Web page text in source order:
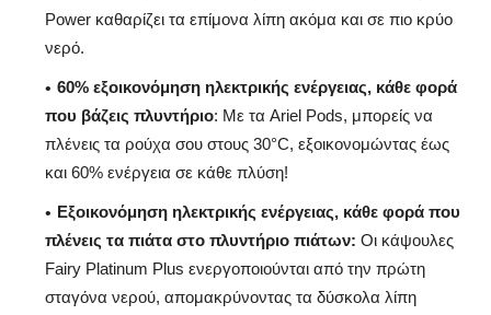
Power καθαρίζει τα επίμονα λίπη ακόμα και σε πιο κρύο
νερό.
60% εξοικονόμηση ηλεκτρικής ενέργειας, κάθε φορά
που βάζεις πλυντήριο: Με τα Ariel Pods, μπορείς να
πλένεις τα ρούχα σου στους 30°C, εξοικονομώντας έως
και 60% ενέργεια σε κάθε πλύση!
Εξοικονόμηση ηλεκτρικής ενέργειας, κάθε φορά που
πλένεις τα πιάτα στο πλυντήριο πιάτων: Οι κάψουλες
Fairy Platinum Plus ενεργοποιούνται από την πρώτη
σταγόνα νερού, απομακρύνοντας τα δύσκολα λίπη